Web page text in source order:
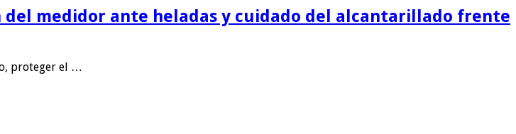
medidor ante heladas y cuidado del alcantarillado frente
proteger el …